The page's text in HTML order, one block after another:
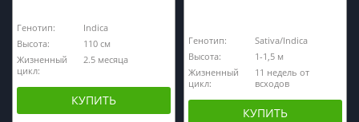
Генотип:
Indica
Высота:
110 см
Жизненный
цикл:
2.5 месяца
КУПИТЬ
Генотип:
Sativa/Indica
Высота:
1-1,5 м
Жизненный
цикл:
11 недель от
всходов
КУПИТЬ